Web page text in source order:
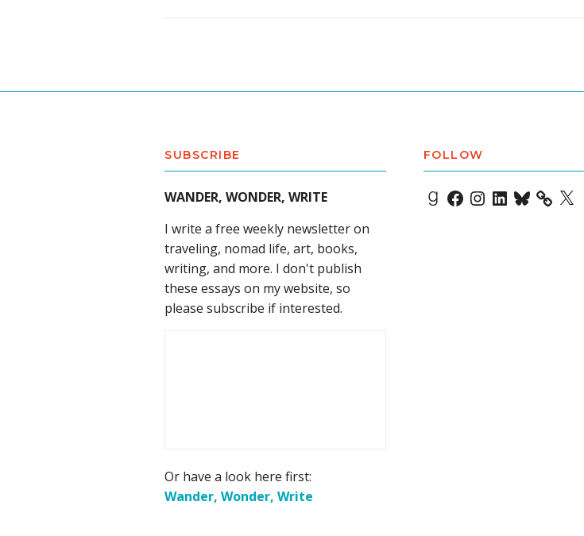
SUBSCRIBE
WANDER, WONDER, WRITE
I write a free weekly newsletter on
traveling, nomad life, art, books,
writing, and more. I don't publish
these essays on my website, so
please subscribe if interested.
Or have a look here first:
Wander, Wonder, Write
FOLLOW
Goodreads
Facebook
Instagram
LinkedIn
Bluesky X